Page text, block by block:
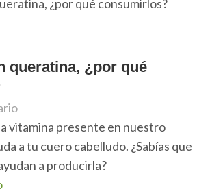
queratina, ¿por qué
vitamina presente en nuestro
a tu cuero cabelludo. ¿Sabías que
a producirla?